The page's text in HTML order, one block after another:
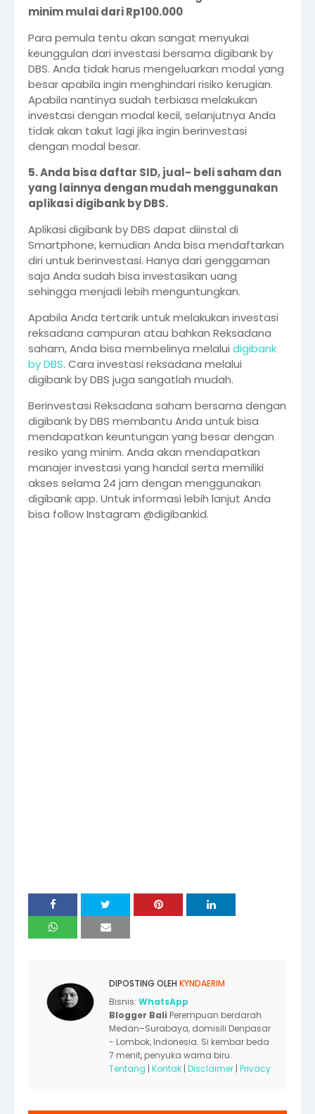
minim mulai dari Rp100.000
Para pemula tentu akan sangat menyukai
keunggulan dari investasi bersama digibank by
DBS. Anda tidak harus mengeluarkan modal yang
besar apabila ingin menghindari risiko kerugian.
Apabila nantinya sudah terbiasa melakukan
investasi dengan modal kecil, selanjutnya Anda
tidak akan takut lagi jika ingin berinvestasi
dengan modal besar.
5. Anda bisa daftar SID, jual- beli saham dan
yang lainnya dengan mudah menggunakan
aplikasi digibank by DBS.
Aplikasi digibank by DBS dapat diinstal di
Smartphone, kemudian Anda bisa mendaftarkan
diri untuk berinvestasi. Hanya dari genggaman
saja Anda sudah bisa investasikan uang
sehingga menjadi lebih menguntungkan.
Apabila Anda tertarik untuk melakukan investasi
reksadana campuran atau bahkan Reksadana
saham, Anda bisa membelinya melalui digibank
by DBS. Cara investasi reksadana melalui
digibank by DBS juga sangatlah mudah.
Berinvestasi Reksadana saham bersama dengan
digibank by DBS membantu Anda untuk bisa
mendapatkan keuntungan yang besar dengan
resiko yang minim. Anda akan mendapatkan
manajer investasi yang handal serta memiliki
akses selama 24 jam dengan menggunakan
digibank app. Untuk informasi lebih lanjut Anda
bisa follow Instagram @digibankid.
DIPOSTING OLEH KYNDAERIM
Bisnis: WhatsApp
Blogger Bali Perempuan berdarah
Medan–Surabaya, domisili Denpasar
- Lombok, Indonesia. Si kembar beda
7 menit, penyuka warna biru.
Tentang | Kontak | Disclaimer | Privacy